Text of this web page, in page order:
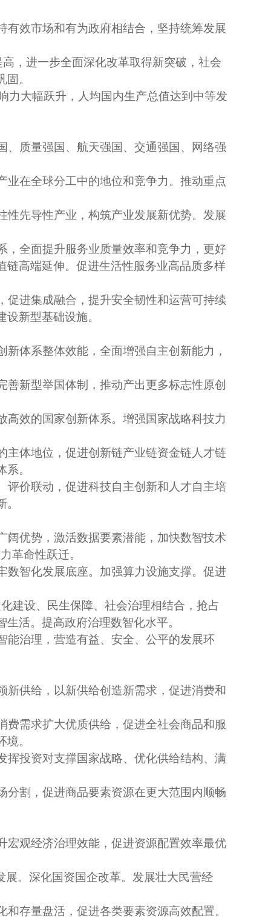
有效市场和有为政府相结合，坚持统筹发展
，进一步全面深化改革取得新突破，社会
。
力大幅跃升，人均国内生产总值达到中等发
、质量强国、航天强国、交通强国、网络强
在全球分工中的地位和竞争力。推动重点
性先导性产业，构筑产业发展新优势。发展
，全面提升服务业质量效率和竞争力，更好
高端延伸。促进生活性服务业高品质多样
促进集成融合，提升安全韧性和运营可持续
新型基础设施。
体系整体效能，全面增强自主创新能力，
新型举国体制，推动产出更多标志性原创
效的国家创新体系。增强国家战略科技力
主体地位，促进创新链产业链资金链人才链
。
评价联动，促进科技自主创新和人才自主培
阔优势，激活数据要素潜能，加快数智技术
革命性跃迁。
数智化发展底座。加强算力设施支撑。促进
建设、民生保障、社会治理相结合，抢占
活。提高政府治理数智化水平。
能治理，营造有益、安全、公平的发展环
供给，以新供给创造新需求，促进消费和
需求扩大优质供给，促进全社会商品和服
。
挥投资对支撑国家战略、优化供给结构、满
分割，促进商品要素资源在更大范围内顺畅
宏观经济治理效能，促进资源配置效率最优
展。深化国资国企改革。发展壮大民营经
存量盘活，促进各类要素资源高效配置。